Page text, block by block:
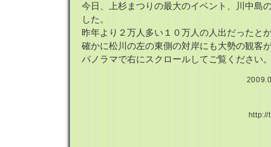
今日、上杉まつりの最大のイベント、川中島
した。
昨年より２万人多い１０万人の人出だったと
確かに松川の左の東側の対岸にも大勢の観客
パノラマで右にスクロールしてご覧ください